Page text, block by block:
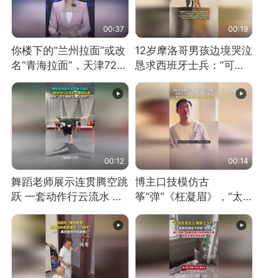
00:37
你楼下的“兰州拉面”或改
名“青海拉面”，天津72家
面馆已集体更换招牌
00:19
12岁摩洛哥男孩边境哭泣
恳求西班牙士兵：“可不
可以不要把我遣返回国”
00:12
舞蹈老师展示连贯腾空跳
跃 一套动作行云流水 节
奏感拉满 网友：怎么做
到又舞又武的？
00:14
博主口技模仿古
筝“弹”《枉凝眉》，“太
像了～你是吃古筝长大的
吗？”“或将成为首位考级
不带古筝的选手。”（来
源：新华每日电讯）